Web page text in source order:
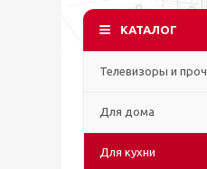
КАТАЛОГ
Телевизоры и
Для дома
Для кухни